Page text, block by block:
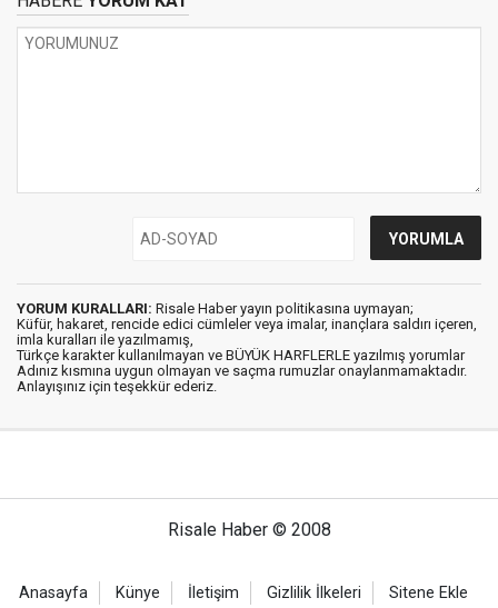
YORUM KURALLARI: Risale Haber yayın politikasına uymayan;
Küfür, hakaret, rencide edici cümleler veya imalar, inançlara saldırı içeren,
imla kuralları ile yazılmamış,
Türkçe karakter kullanılmayan ve BÜYÜK HARFLERLE yazılmış yorumlar
Adınız kısmına uygun olmayan ve saçma rumuzlar onaylanmamaktadır.
Anlayışınız için teşekkür ederiz.
Risale Haber © 2008
Anasayfa Künye İletişim Gizlilik İlkeleri Sitene Ekle